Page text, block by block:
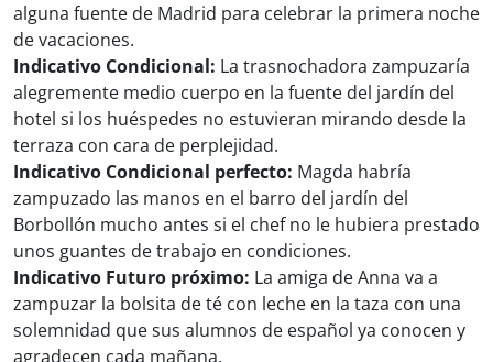
alguna fuente de Madrid para celebrar la primera noche
de vacaciones.
Indicativo Condicional: La trasnochadora zampuzaría
alegremente medio cuerpo en la fuente del jardín del
hotel si los huéspedes no estuvieran mirando desde la
terraza con cara de perplejidad.
Indicativo Condicional perfecto: Magda habría
zampuzado las manos en el barro del jardín del
Borbollón mucho antes si el chef no le hubiera prestado
unos guantes de trabajo en condiciones.
Indicativo Futuro próximo: La amiga de Anna va a
zampuzar la bolsita de té con leche en la taza con una
solemnidad que sus alumnos de español ya conocen y
agradecen cada mañana.